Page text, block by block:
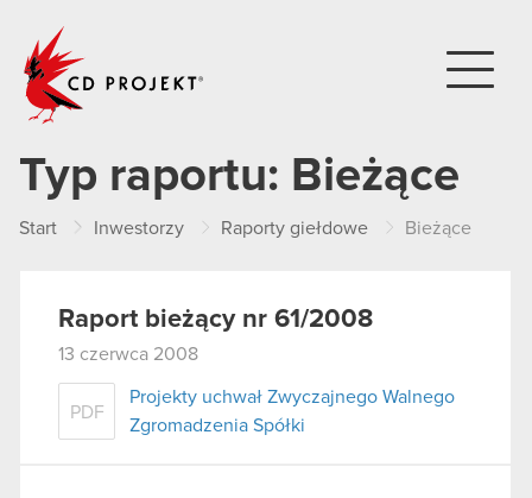
Typ raportu: Bieżące
Start Inwestorzy Raporty giełdowe Bieżące
Raport bieżący nr 61/2008
13 czerwca 2008
PDF
Projekty uchwał Zwyczajnego Walnego
Zgromadzenia Spółki